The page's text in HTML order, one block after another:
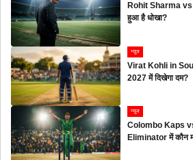
Rohit Sharma vs
हुआ है धोखा?
न्यूज
Virat Kohli in
2027 में दिखेगा दम?
न्यूज
Colombo Kaps
Eliminator में कौन